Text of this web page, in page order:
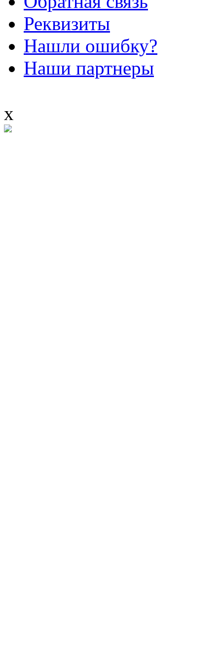
Реквизиты
Нашли ошибку?
Наши партнеры
x